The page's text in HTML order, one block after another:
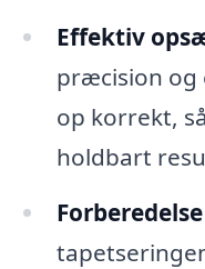
Effektiv
præcision
op korrekt,
holdbart